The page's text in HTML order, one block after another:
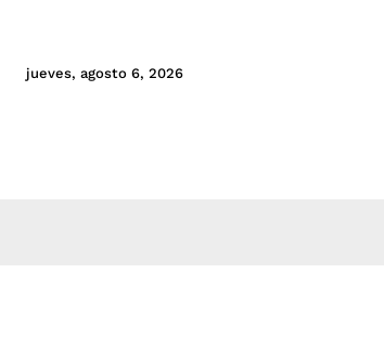
jueves, agosto 6, 2026